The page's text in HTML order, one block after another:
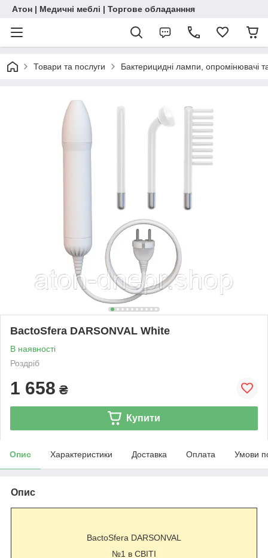
Атон | Медичні меблі | Торгове обладанння
Товари та послуги Бактерицидні лампи, опромінювачі
BactoSfera DARSONVAL White
В наявності
Роздріб
1 658 ₴
Купити
Опис Характеристики Доставка Оплата Умови
Опис
BactoSfera DARSONVAL
№1 в СВІТІ